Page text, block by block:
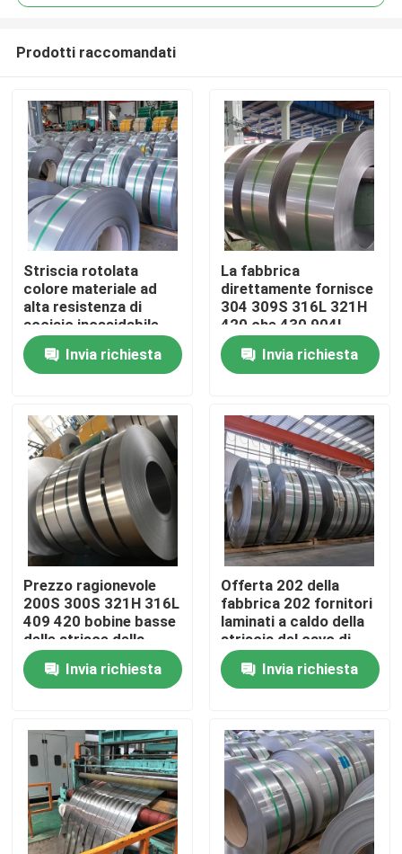
Casa.
Video
Su di noi
Visita alla fabbrica
Controllo della qualità
Contattaci
Chiedi un preventivo
Bobina di acciaio inossidabile
striscia di acciaio inossidabile
Prodotti raccomandati
Striscia rotolata
colore materiale ad
alta resistenza di
acciaio inossidabile
201 202 304 316 416
904L per la
decorazione
Invia richiesta
La fabbrica
direttamente fornisce
304 309S 316L 321H
420 che 430 904L
hanno laminato a
freddo la striscia di
precisione di acciaio
Invia richiesta
Prezzo ragionevole
200S 300S 321H 316L
409 420 bobine basse
delle strisce della
primavera di acciaio
inossidabile 904L
Invia richiesta
Offerta 202 della
fabbrica 202 fornitori
laminati a caldo della
striscia del cavo di
acciaio inossidabile
dello spessore 309S
316 316L
Invia richiesta